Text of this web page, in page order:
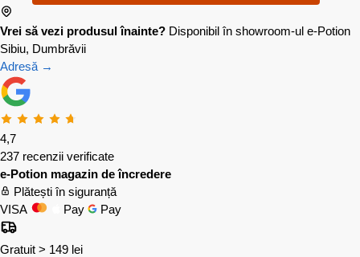
Vrei să vezi produsul înainte? Disponibil în showroom-ul e-Potion
Sibiu, Dumbrăvii
Adresă →
4,7
237 recenzii verificate
e-Potion magazin de încredere
Plătești în siguranță
VISA
Pay Pay
Gratuit > 149 lei